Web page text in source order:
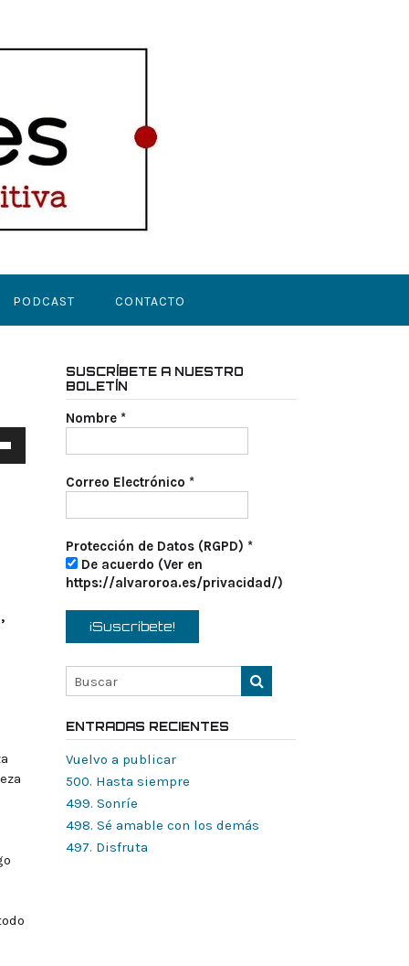
PODCAST CONTACTO
SUSCRÍBETE A NUESTRO
BOLETÍN
Nombre *
Correo Electrónico *
Protección de Datos (RGPD) *
De acuerdo (Ver en
https://alvaroroa.es/privacidad/)
ENTRADAS RECIENTES
Vuelvo a publicar
500. Hasta siempre
499. Sonríe
498. Sé amable con los demás
497. Disfruta